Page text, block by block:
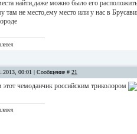
найти,даже можно было его
там не место,ему место или у нас в
00:01 | Сообщение # 21
этот чемоданчик российским триколором